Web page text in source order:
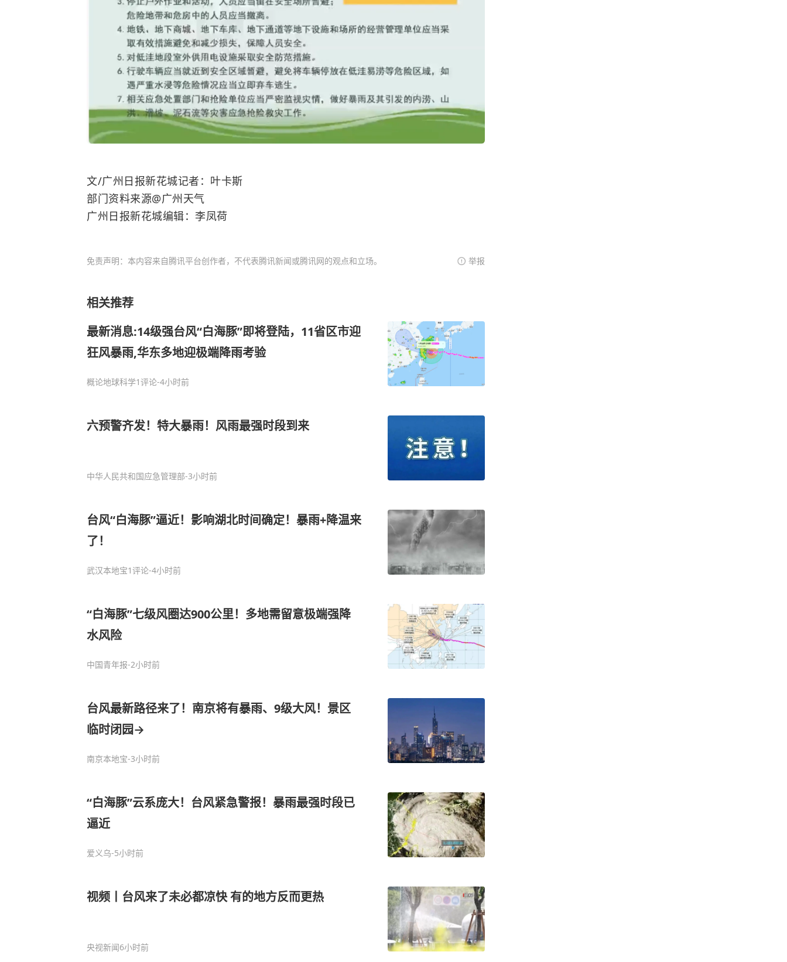
文/广州日报新花城记者：叶卡斯
部门资料来源@广州天气
广州日报新花城编辑：李凤荷
免责声明：本内容来自腾讯平台创作者，不代表腾讯新闻或腾讯网的观点和立场。 举报
相关推荐
最新消息:14级强台风“白海豚”即将登陆，11省区市迎
狂风暴雨,华东多地迎极端降雨考验
概论地球科学1评论-4小时前
六预警齐发！特大暴雨！风雨最强时段到来
中华人民共和国应急管理部-3小时前
台风“白海豚”逼近！影响湖北时间确定！暴雨+降温来
了！
武汉本地宝1评论-4小时前
“白海豚”七级风圈达900公里！多地需留意极端强降
水风险
中国青年报-2小时前
台风最新路径来了！南京将有暴雨、9级大风！景区
临时闭园→
南京本地宝-3小时前
“白海豚”云系庞大！台风紧急警报！暴雨最强时段已
逼近
爱义乌-5小时前
视频丨台风来了未必都凉快 有的地方反而更热
央视新闻6小时前